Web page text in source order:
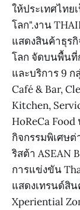
ให้ประเทศไทย
โลก".งาน
แสดงสินค้าธุร
โลก จัดบนพื้นที่
และบริการ 9 ก
Café & Bar,
Kitchen,
HoReCa
กิจกรรมพิเศษต่
ริสต้า ASEAN
การแข่งขัน
แสดงเทรนด์สิ
Xperiential